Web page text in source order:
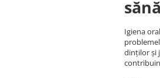
Igiena
dinților și